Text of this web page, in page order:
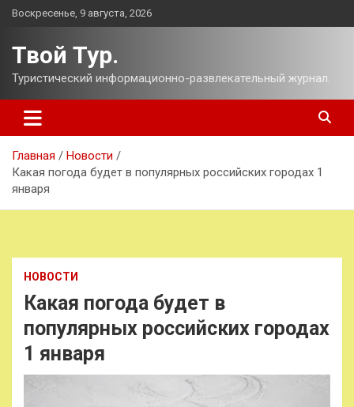
Перейти
Воскресенье, 9 августа, 2026
Твой Тур.
Туристический информационно-развлекательный журнал.
Главная
Новости
Какая погода будет в популярных российских городах 1
января
НОВОСТИ
Какая погода будет в
популярных российских городах
1 января